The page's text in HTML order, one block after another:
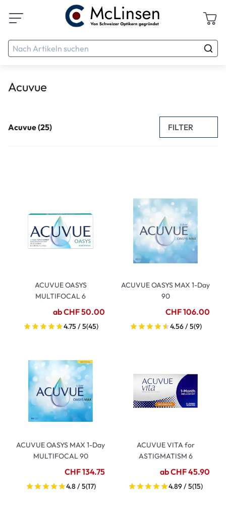
Acuvue
Acuvue (25) FILTER
ACUVUE OASYS
MULTIFOCAL 6
ab CHF 50.00
4.75 / 5(45)
ACUVUE OASYS MAX 1-Day
90
CHF 106.00
4.56 / 5(9)
ACUVUE OASYS MAX 1-Day
MULTIFOCAL 90
CHF 134.75
4.8 / 5(17)
ACUVUE VITA for
ASTIGMATISM 6
ab CHF 45.90
4.89 / 5(15)